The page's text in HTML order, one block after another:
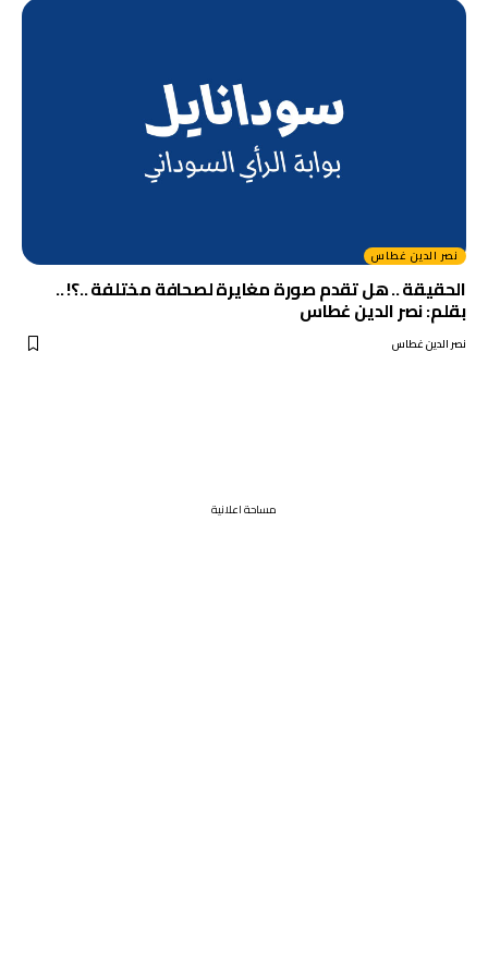
نصر الدين غطاس
الحقيقة .. هل تقدم صورة مغايرة لصحافة مختلفة ..؟! ..
بقلم: نصر الدين غطاس
نصر الدين غطاس
مساحة اعلانية